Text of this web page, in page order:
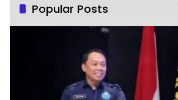
Popular Posts